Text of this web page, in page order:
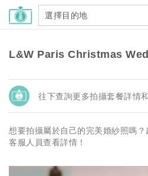
選擇目的地
L&W Paris Christmas
往下查詢更多拍攝套餐詳情和
想要拍攝屬於自己的完美婚紗照嗎
客服人員查看詳情！